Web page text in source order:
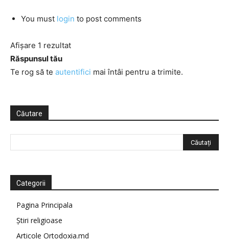
You must login to post comments
Afișare 1 rezultat
Răspunsul tău
Te rog să te autentifici mai întâi pentru a trimite.
Căutare
Categorii
Pagina Principala
Știri religioase
Articole Ortodoxia.md